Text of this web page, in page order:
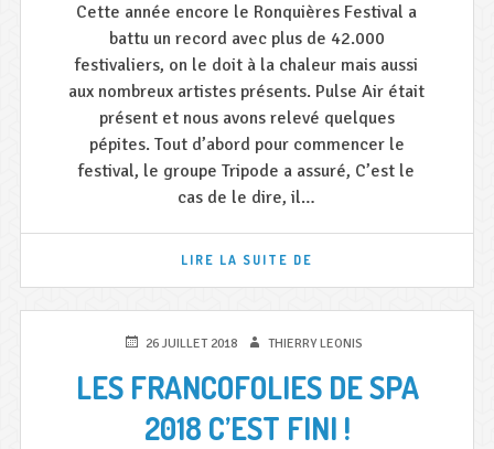
Cette année encore le Ronquières Festival a
battu un record avec plus de 42.000
festivaliers, on le doit à la chaleur mais aussi
aux nombreux artistes présents. Pulse Air était
présent et nous avons relevé quelques
pépites. Tout d’abord pour commencer le
festival, le groupe Tripode a assuré, C’est le
cas de le dire, il…
LIRE LA SUITE DE
RONQUIÈRES
PUBLIÉ26 JUILLET 2018 AUTEUR
THIERRY LEONIS
LES FRANCOFOLIES DE SPA
2018 C’EST FINI !